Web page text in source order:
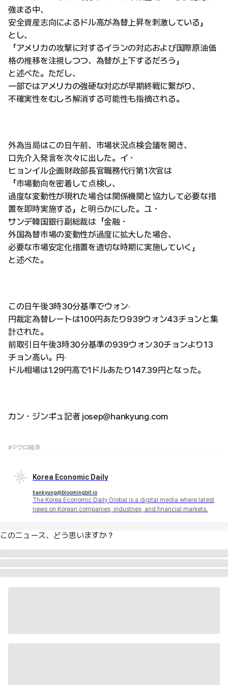
強まる中、
安全資産志向によるドル高が為替上昇を刺激している」
とし、
「アメリカの攻撃に対するイランの対応および国際原油価
格の推移を注視しつつ、為替が上下するだろう」
と述べた。ただし、
一部ではアメリカの強硬な対応が早期終戦に繋がり、
不確実性をむしろ解消する可能性も指摘される。
外為当局はこの日午前、市場状況点検会議を開き、
口先介入発言を次々に出した。イ・
ヒョンイル企画財政部長官職務代行第1次官は
「市場動向を密着して点検し、
過度な変動性が現れた場合は関係機関と協力して必要な措
置を即時実施する」と明らかにした。ユ・
サンデ韓国銀行副総裁は「金融・
外国為替市場の変動性が過度に拡大した場合、
必要な市場安定化措置を適切な時期に実施していく」
と述べた。
この日午後3時30分基準でウォン·
円裁定為替レートは100円あたり939ウォン43チョンと集
計された。
前取引日午後3時30分基準の939ウォン30チョンより13
チョン高い。円·
ドル相場は1.29円高で1ドルあたり147.39円となった。
カン・ジンギュ記者 josep@hankyung.com
#マクロ経済
Korea Economic Daily
hankyung@bloomingbit.io
The Korea Economic Daily Global is a digital media where latest
news on Korean companies, industries, and financial markets.
このニュース、どう思いますか？